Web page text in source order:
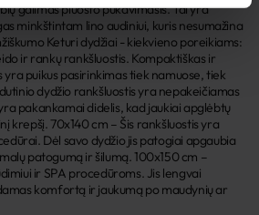
galimas pluošto pūkavimasis. Tai yra
minkštintam lino audiniui, kuris nesumažina
Keturi dydžiai - kiekvieno poreikiams:
ir rankų rankšluostis. Kompaktiškas ir
yra puikus pasirinkimas tiek namuose, tiek
dydžio rankšluostis yra nepakeičiamas
pakankamai didelis, kad jaukiai apglėbtų
krepšį. 70x140 cm – Šis rankšluostis yra
Dėl savo dydžio jis patogiai apgaubia
patogumą ir šilumą. 100x150 cm –
ir SPA procedūroms. Jis lengvai
komfortą ir jaukumą po maudynių ar